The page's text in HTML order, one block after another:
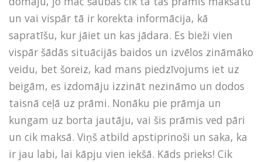
un vai vispār tā ir korekta informācija, kā
sapratīšu, kur jāiet un kas jādara. Es bieži vien
vispār šādās situācijās baidos un izvēlos zināmāko
veidu, bet šoreiz, kad mans piedzīvojums iet uz
beigām, es izdomāju izzināt nezināmo un dodos
taisnā ceļā uz prāmi. Nonāku pie prāmja un
kungam uz borta jautāju, vai šis prāmis ved pāri
un cik maksā. Viņš atbild apstiprinoši un saka, ka
ir jau labi, lai kāpju vien iekšā. Kāds prieks! Cik